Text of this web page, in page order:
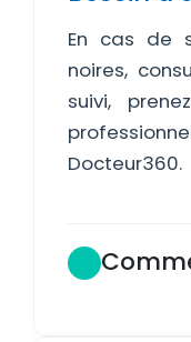
En cas de
noires,
suivi,
Docteur360.